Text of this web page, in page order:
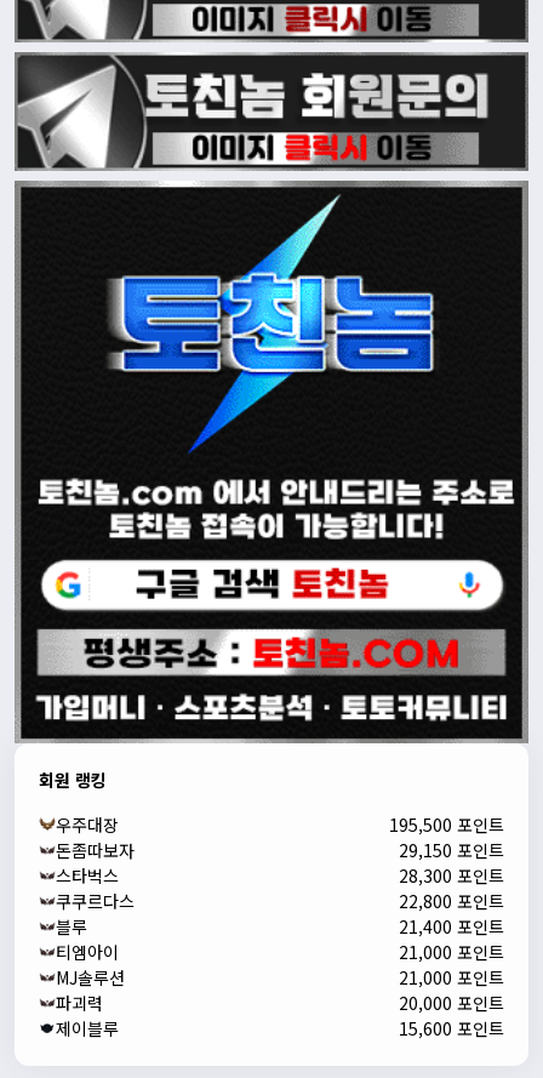
회원 랭킹
우주대장
195,500 포인트
돈좀따보자
29,150 포인트
스타벅스
28,300 포인트
쿠쿠르다스
22,800 포인트
블루
21,400 포인트
티엠아이
21,000 포인트
MJ솔루션
21,000 포인트
파괴력
20,000 포인트
제이블루
15,600 포인트